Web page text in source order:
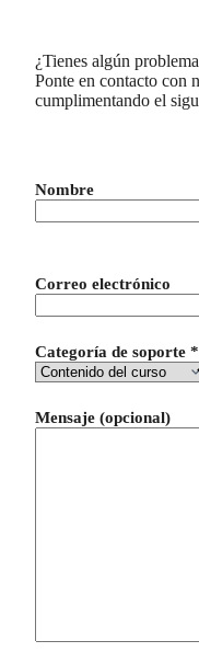
¿Tienes algún
Ponte en contacto con
cumplimentando el
Nombre
Correo electrónico
Categoría de soporte
Mensaje (opcional)